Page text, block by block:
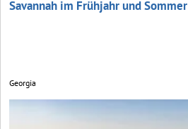
Savannah im Frühjahr und Sommer
Georgia